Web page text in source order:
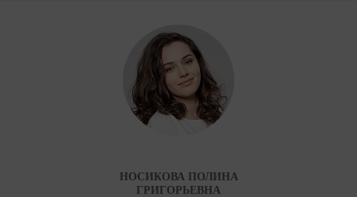
НОСИКОВА ПОЛИНА
ГРИГОРЬЕВНА